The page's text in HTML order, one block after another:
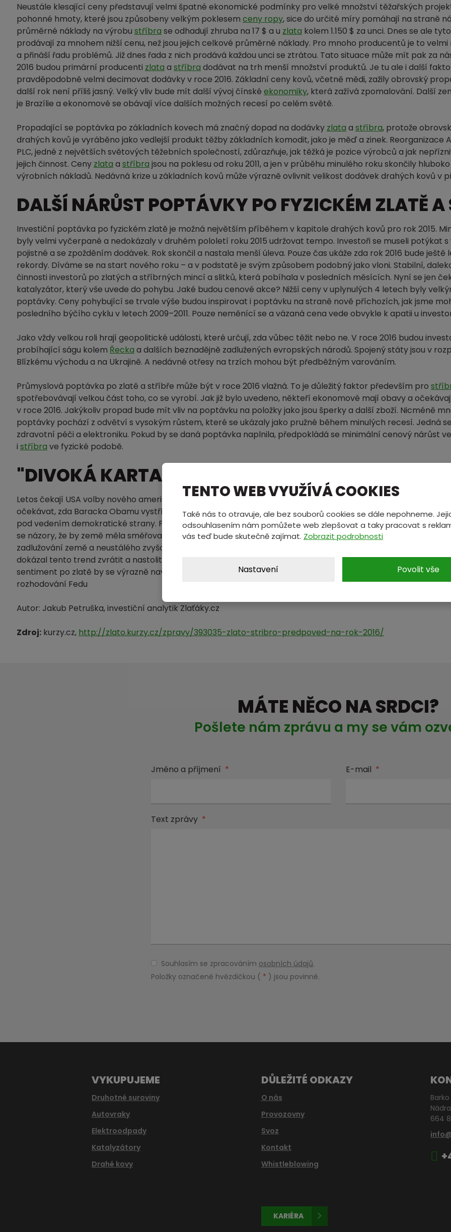
Neustále klesající ceny představují velmi špatné ekonomické podmínky pro velké množství těžařských
pohonné hmoty, které jsou způsobeny velkým poklesem ceny ropy, sice do určité míry pomáhají na straně
průměrné náklady na výrobu stříbra se odhadují zhruba na 17 $ a u zlata kolem 1.150 $ za unci. Dnes se ale
prodávají za mnohem nižší cenu, než jsou jejich celkové průměrné náklady. Pro mnoho producentů je to
a přináší řadu problémů. Již dnes řada z nich prodává každou unci se ztrátou. Tato situace může mít pak za
2016 budou primární producenti zlata a stříbra dodávat na trh menší množství produktů. Je tu ale i další
pravděpodobně velmi decimovat dodávky v roce 2016. Základní ceny kovů, včetně mědi, zažily obrovský
další rok není příliš jasný. Velký vliv bude mít další vývoj čínské ekonomiky, která zažívá zpomalování. Další
je Brazílie a ekonomové se obávají více dalších možných recesí po celém světě.
Propadající se poptávka po základních kovech má značný dopad na dodávky zlata a stříbra, protože
drahých kovů je vyráběno jako vedlejší produkt těžby základních komodit, jako je měď a zinek. Reorganizace
PLC, jedné z největších světových těžebních společností, zdůrazňuje, jak těžká je pozice výrobců a jak
jejich činnost. Ceny zlata a stříbra jsou na poklesu od roku 2011, a jen v průběhu minulého roku skončily
výrobních nákladů. Nedávná krize u základních kovů může výrazně ovlivnit velikost dodávek drahých kovů v
DALŠÍ NÁRŮST POPTÁVKY PO FYZICKÉM ZLATĚ A
Investiční poptávka po fyzickém zlatě je možná největším příběhem v kapitole drahých kovů pro rok 2015.
byly velmi vyčerpané a nedokázaly v druhém pololetí roku 2015 udržovat tempo. Investoři se museli potýkat
pojistné a se zpožděním dodávek. Rok skončil a nastala menší úleva. Pouze čas ukáže zda rok 2016 bude ještě
rekordy. Díváme se na start nového roku – a v podstatě je svým způsobem podobný jako vloni. Stabilní,
činnosti investorů po zlatých a stříbrných mincí a slitků, která pobíhala v posledních měsících. Nyní se jen
katalyzátor, který vše uvede do pohybu. Jaké budou cenové akce? Nižší ceny v uplynulých 4 letech byly
poptávky. Ceny pohybující se trvale výše budou inspirovat i poptávku na straně nově příchozích, jak jsme
posledního býčího cyklu v letech 2009–2011. Pouze neměnící se a vázaná cena vede obvykle k apatii u
Jako vždy velkou roli hrají geopolitické události, které určují, zda vůbec těžit nebo ne. V roce 2016 budou
probíhající ságu kolem Řecka a dalších beznadějně zadlužených evropských národů. Spojený státy jsou v
Blízkému východu a na Ukrajině. A nedávné otřesy na trzích mohou být předběžným varováním.
Průmyslová poptávka po zlatě a stříbře může být v roce 2016 vlažná. To je důležitý faktor především pro
spotřebovávají velkou část toho, co se vyrobí. Jak již bylo uvedeno, někteří ekonomové mají obavy a
v roce 2016. Jakýkoliv propad bude mít vliv na poptávku na položky jako jsou šperky a další zboží. Nicméně
poptávky pochází z odvětví s vysokým růstem, které se ukázaly jako pružné během minulých recesí. Jedná
zdravotní péči a elektroniku. Pokud by se daná poptávka naplnila, předpokládá se minimální cenový nárůst ve
i stříbra ve fyzické podobě.
"DIVOKÁ KARTA" ROKU 2016: VOLBY V USA
Letos čekají USA volby nového amerického prezidenta. Tradičně se utkají zástupci demokratů a republikánů.
očekávat, zda Baracka Obamu vystřídá kandidát republikánů a ukončí tak vládu demokratů, nebo vše bude
pod vedením demokratické strany. Přední republikánští kandidáti ostře kritizují politiku americké centrální
se názory, že by země měla směřovat opět k systému, který by byl založený na zlatě. Republikáni dlouhou dobu
zadlužování země a neustálého zvyšování deficitů. Je ale otázkou, zda by případný zvolený kandidát za
dokázal tento trend zvrátit a nastolit zásadní reformy. Pokud by tato idea dostala šanci azlatoby se opět
sentiment po zlatě by se výrazně navýšil. Výsledek voleb bude mít zásadní vliv na další
vývoj ekonomikyUSA,
rozhodování Fedu
Autor: Jakub Petruška, investiční analytik Zlaťáky.cz
Zdroj: kurzy.cz, http://zlato.kurzy.cz/zpravy/393035-zlato-stribro-predpoved-na-rok-2016/
MÁTE NĚCO NA SRDCI?
Pošlete nám zprávu a my se vám
Jméno a příjmení * E-mail *
Text zprávy *
Souhlasím
se
zpracováním
Souhlasím se zpracováním osobních údajů.
Položky označené hvězdičkou ( * ) jsou povinné.
VYKUPUJEME
Druhotné suroviny
Autovraky
Elektroodpady
Katalyzátory
Drahé kovy
DŮLEŽITÉ ODKAZY
O nás
Provozovny
Svoz
Kontakt
Whistleblowing
KARIÉRA
Barko
664
TENTO WEB VYUŽÍVÁ COOKIES
Také nás to otravuje, ale bez souborů cookies se dále nepohneme.
odsouhlasením nám pomůžete web zlepšovat a taky pracovat s
vás teď bude skutečně zajímat. Zobrazit podrobnosti
Nastavení Povolit vše